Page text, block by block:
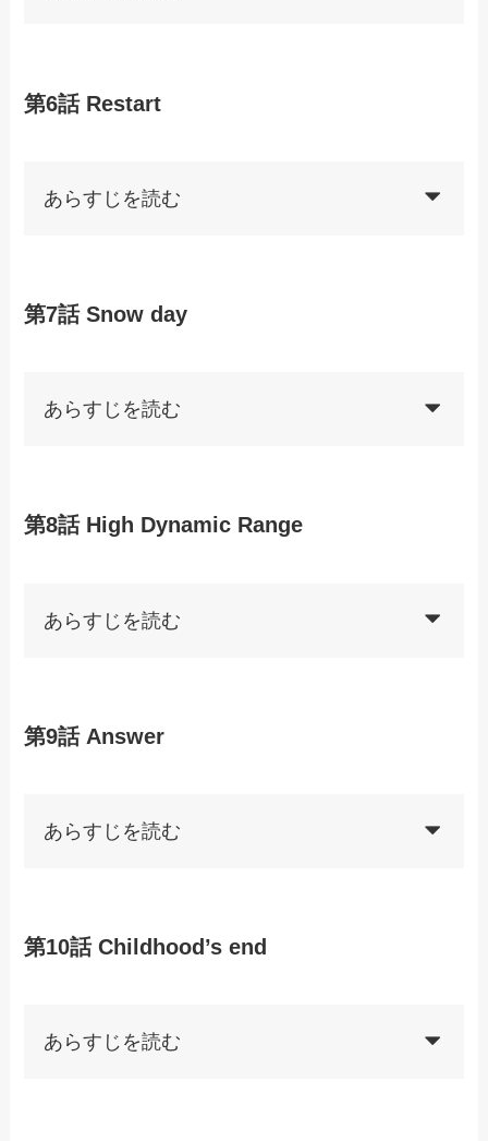
第6話 Restart
あらすじを読む
第7話 Snow day
あらすじを読む
第8話 High Dynamic Range
あらすじを読む
第9話 Answer
あらすじを読む
第10話 Childhood’s end
あらすじを読む